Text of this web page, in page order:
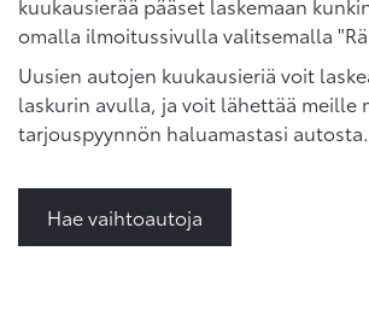
omalla ilmoitussivulla valitsemalla
Uusien autojen kuukausieriä voit
laskurin avulla, ja voit lähettää meille
tarjouspyynnön haluamastasi autosta.
Hae vaihtoautoja